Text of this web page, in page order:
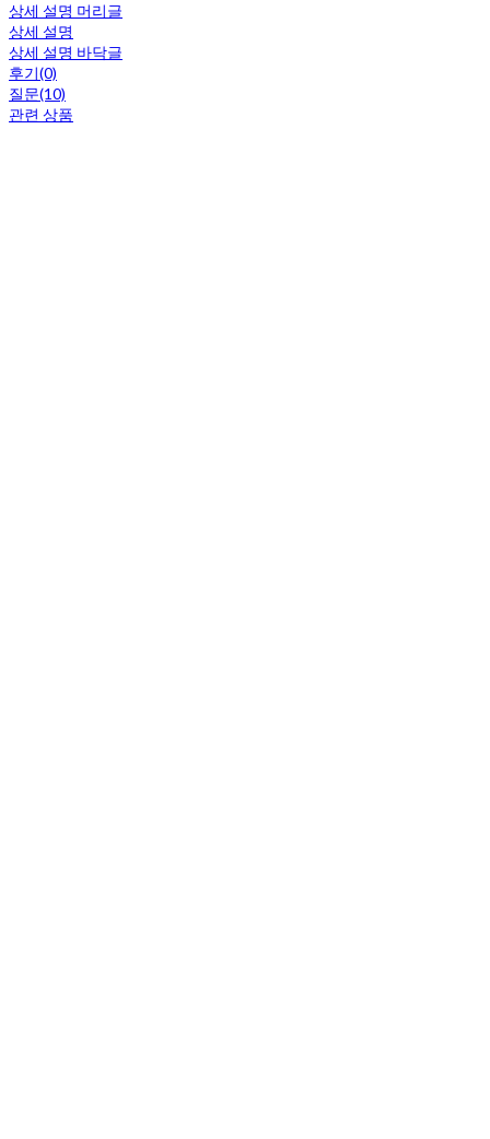
상세 설명 머리글
상세 설명
상세 설명 바닥글
후기(0)
질문(10)
관련 상품